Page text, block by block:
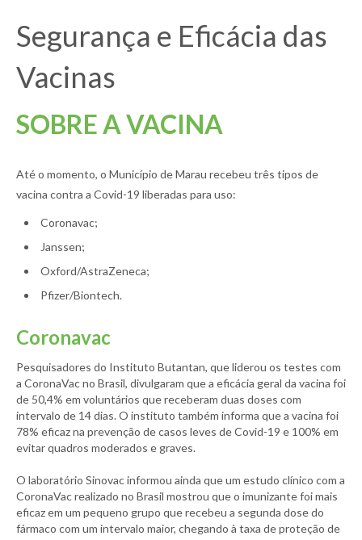
Segurança e Eficácia das
Vacinas
SOBRE A VACINA
Até o momento, o Município de Marau recebeu três tipos de
vacina contra a Covid-19 liberadas para uso:
Coronavac;
Janssen;
Oxford/AstraZeneca;
Pfizer/Biontech.
Coronavac
Pesquisadores do Instituto Butantan, que liderou os testes com
a CoronaVac no Brasil, divulgaram que a eficácia geral da vacina foi
de 50,4% em voluntários que receberam duas doses com
intervalo de 14 dias. O instituto também informa que a vacina foi
78% eficaz na prevenção de casos leves de Covid-19 e 100% em
evitar quadros moderados e graves.
O laboratório Sinovac informou ainda que um estudo clínico com a
CoronaVac realizado no Brasil mostrou que o imunizante foi mais
eficaz em um pequeno grupo que recebeu a segunda dose do
fármaco com um intervalo maior, chegando à taxa de proteção de